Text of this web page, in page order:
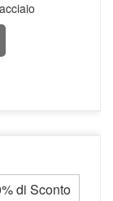
di Sconto